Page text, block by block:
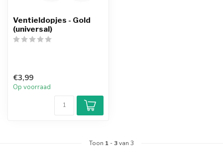
Ventieldopjes - Gold
(universal)
€3,99
Op voorraad
Toon 1 -3van 3